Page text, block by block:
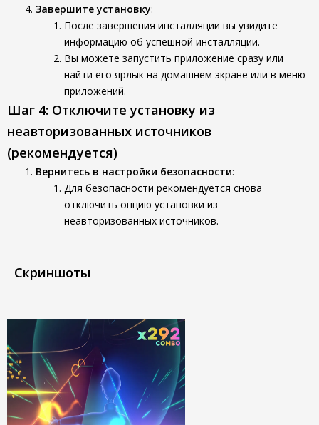
Завершите установку:
После завершения инсталляции вы увидите
информацию об успешной инсталляции.
Вы можете запустить приложение сразу или
найти его ярлык на домашнем экране или в меню
приложений.
Шаг 4: Отключите установку из
неавторизованных источников
(рекомендуется)
Вернитесь в настройки безопасности:
Для безопасности рекомендуется снова
отключить опцию установки из
неавторизованных источников.
Скриншоты